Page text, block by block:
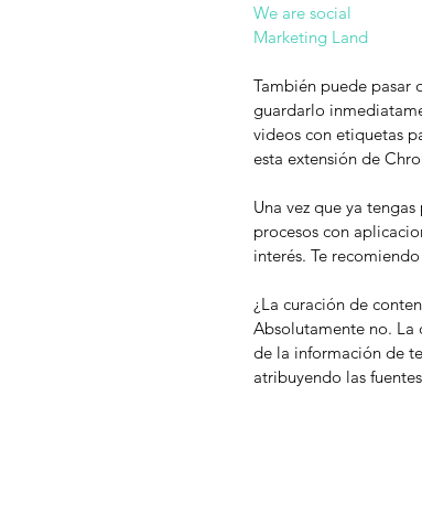
We are social
Marketing Land
También puede pasar
guardarlo
videos con etiquetas
esta extensión de
Una vez que ya
procesos con
interés. Te
¿La curación de
Absolutamente no. La
de la información de
atribuyendo las